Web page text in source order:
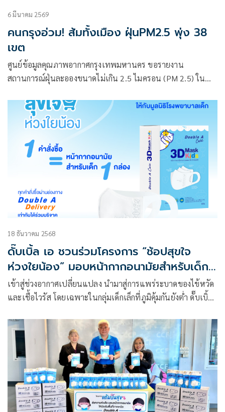
6 มีนาคม 2569
คนกรุงอ่วม! ส้มทั้งเมือง ฝุ่นPM2.5 พุ่ง 38
เขต
ศูนย์ข้อมูลคุณภาพอากาศกรุงเทพมหานคร ขอรายงาน
สถานการณ์ฝุ่นละอองขนาดไม่เกิน 2.5 ไมครอน (PM 2.5) ใน
18 ธันวาคม 2568
ดั๊บเบิ้ล เอ ชวนร่วมโครงการ “ช้อปสุขใจ
ห่วงใยน้อง” มอบหน้ากากอนามัยสำหรับเด็ก
ให้มูลนิธิโรงพยาบาลเด็ก
เข้าสู่ช่วงอากาศเปลี่ยนแปลง นำมาสู่การแพร่ระบาดของไข้หวัด
และเชื้อไวรัส โดยเฉพาะในกลุ่มเด็กเล็กที่ภูมิคุ้มกันยังต่ำ ดั๊บเบิ้ล
มูลนิธิโรงพยาบาลเด็ก